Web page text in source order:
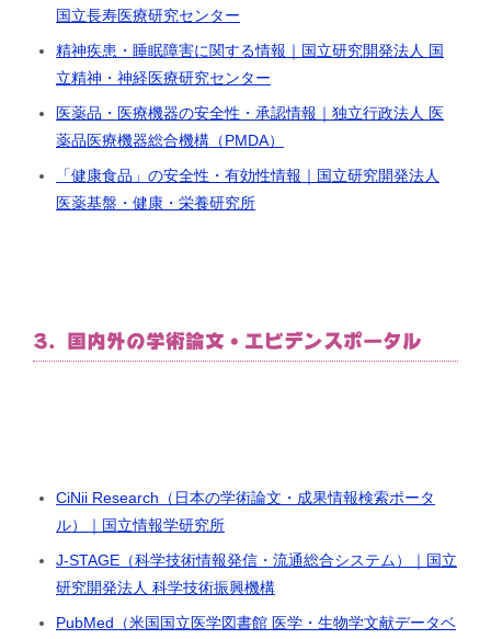
国立長寿医療研究センター
精神疾患・睡眠障害に関する情報｜国立研究開発法人 国
立精神・神経医療研究センター
医薬品・医療機器の安全性・承認情報｜独立行政法人 医
薬品医療機器総合機構（PMDA）
「健康食品」の安全性・有効性情報｜国立研究開発法人
医薬基盤・健康・栄養研究所
3. 国内外の学術論文・エビデンスポータル
CiNii Research（日本の学術論文・成果情報検索ポータ
ル）｜国立情報学研究所
J-STAGE（科学技術情報発信・流通総合システム）｜国立
研究開発法人 科学技術振興機構
PubMed（米国国立医学図書館 医学・生物学文献データベ